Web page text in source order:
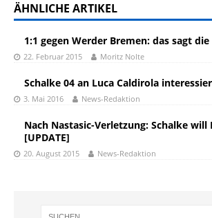
ÄHNLICHE ARTIKEL
1:1 gegen Werder Bremen: das sagt die
22. Februar 2015 Moritz Nolte
Schalke 04 an Luca Caldirola
3. Mai 2016 News-Redaktion
Nach Nastasic-Verletzung: Schalke will
[UPDATE]
20. August 2015 News-Redaktion